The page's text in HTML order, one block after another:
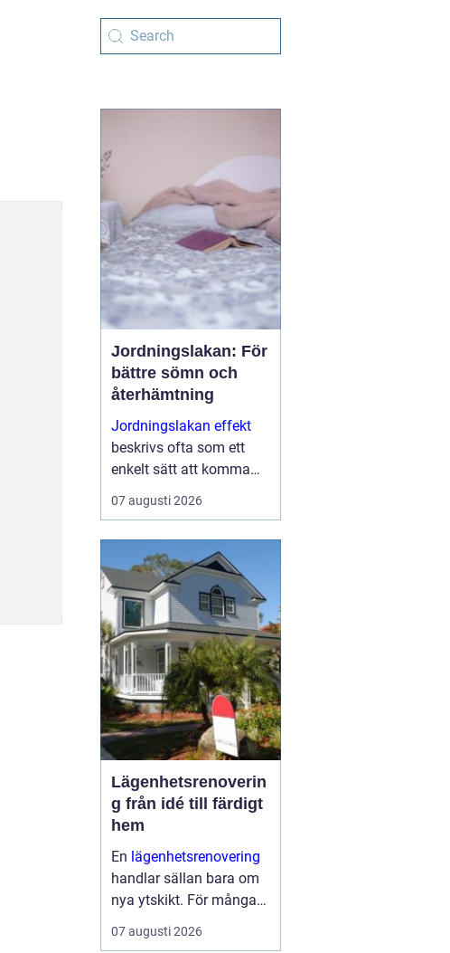
Jordningslakan: För
bättre sömn och
återhämtning
Jordningslakan effekt
beskrivs ofta som ett
enkelt sätt att komma
närmare naturens
balans, utan att behöva
Genom...
07 augusti 2026
Lägenhetsrenoverin
g från idé till färdigt
hem
En lägenhetsrenovering
handlar sällan bara om
nya ytskikt. För många
handlar den om att få
vardagen att fungera
07 augusti 2026